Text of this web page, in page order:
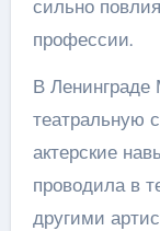
сильно
профессии.
В
театральную
актерские
проводила в
другими